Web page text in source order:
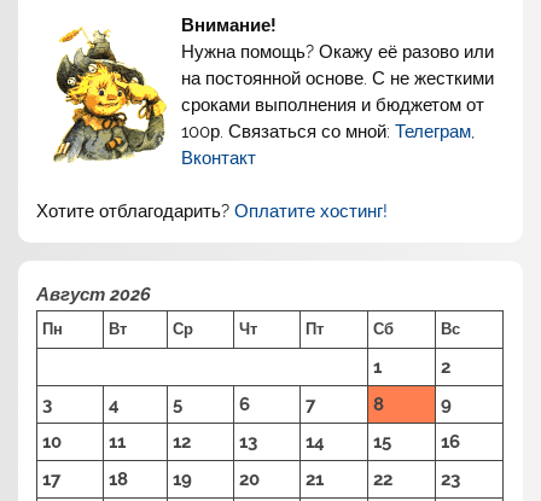
Внимание!
Нужна помощь? Окажу её разово или
на постоянной основе. С не жесткими
сроками выполнения и бюджетом от
100р. Связаться со мной:Телеграм,
Вконтакт
Хотите отблагодарить?Оплатите хостинг!
Август 2026
Пн Вт Ср Чт Пт Сб Вс
1
2
3
4 5 6 7 8
9
10
11 12 13 14 15
16
17
18 19 20 21 22
23